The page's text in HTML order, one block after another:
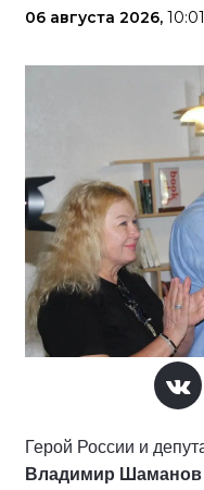
06 августа 2026, 10:01
Герой России и
Владимир Шаманов